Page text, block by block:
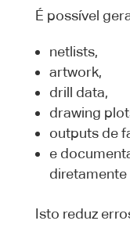
É possível
netlists,
artwork,
drill data,
drawing
outputs de
e
Isto reduz